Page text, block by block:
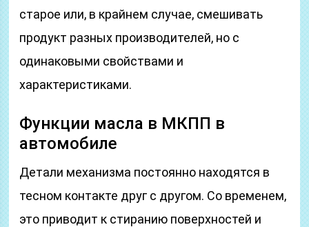
старое или, в крайнем случае, смешивать
продукт разных производителей, но с
одинаковыми свойствами и
характеристиками.
Функции масла в МКПП в
автомобиле
Детали механизма постоянно находятся в
тесном контакте друг с другом. Со временем,
это приводит к стиранию поверхностей и